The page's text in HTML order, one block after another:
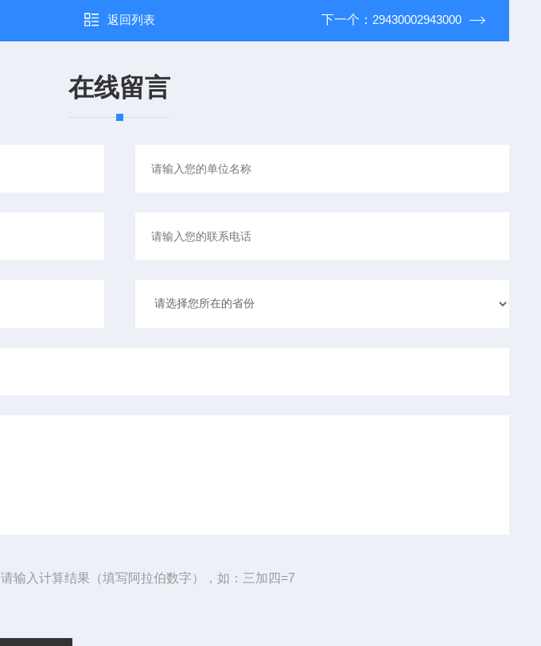
返回列表 下一个： 29430002943000
在线留言
请输入计算结果（填写阿拉伯数字），如：三加四=7